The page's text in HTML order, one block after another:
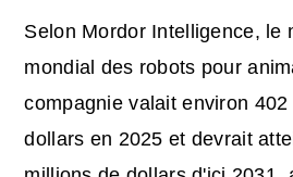
Selon Mordor Intelligence, le
mondial des robots pour
compagnie valait environ
dollars en 2025 et devrait